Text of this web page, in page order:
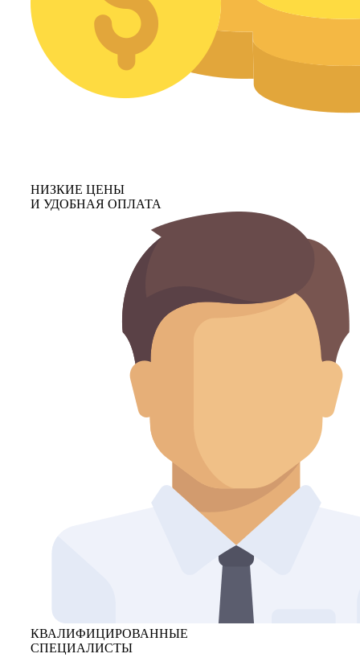
НИЗКИЕ ЦЕНЫ
И УДОБНАЯ ОПЛАТА
КВАЛИФИЦИРОВАННЫЕ
СПЕЦИАЛИСТЫ